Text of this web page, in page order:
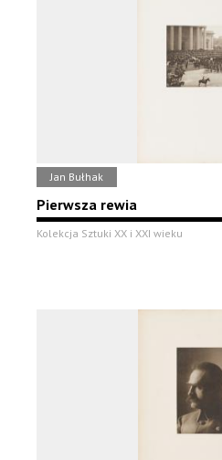
Jan Bułhak
Pierwsza rewia
Kolekcja Sztuki XX i XXI wieku